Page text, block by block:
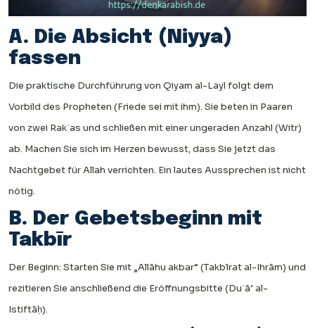
A. Die Absicht (Niyya)
fassen
Die praktische Durchführung von Qiyam al-Layl folgt dem
Vorbild des Propheten (Friede sei mit ihm). Sie beten in Paaren
von zwei Rakʿas und schließen mit einer ungeraden Anzahl (Witr)
ab. Machen Sie sich im Herzen bewusst, dass Sie jetzt das
Nachtgebet für Allah verrichten. Ein lautes Aussprechen ist nicht
nötig.
B. Der Gebetsbeginn mit
Takbīr
Der Beginn: Starten Sie mit „Allāhu akbar“ (Takbīrat al-Ihrām) und
rezitieren Sie anschließend die Eröffnungsbitte (Duʿā‘ al-
Istiftāḥ).